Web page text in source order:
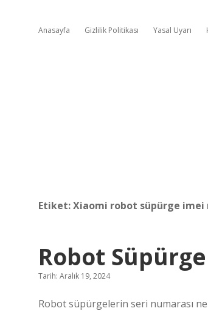
Anasayfa Gizlilik Politikası Yasal Uyarı
Etiket:Xiaomi robot süpürge imei
Robot
Tarih: Aralık 19, 2024
Robot süpürgelerin seri numarası